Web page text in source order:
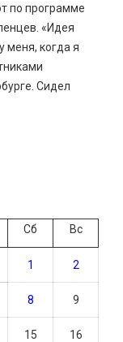
по программе
«Идея
меня, когда я
Сидел
Сб Вс
1 2
8 9
15 16